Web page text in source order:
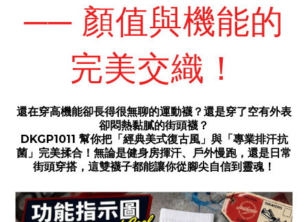
── 顏值與機能的
完美交織！
還在穿高機能卻長得很無聊的運動襪？還是穿了空有外表
卻悶熱黏膩的街頭襪？
DKGP1011 幫你把「經典美式復古風」與「專業排汗抗
菌」完美揉合！無論是健身房揮汗、戶外慢跑，還是日常
街頭穿搭，這雙襪子都能讓你從腳尖自信到靈魂！